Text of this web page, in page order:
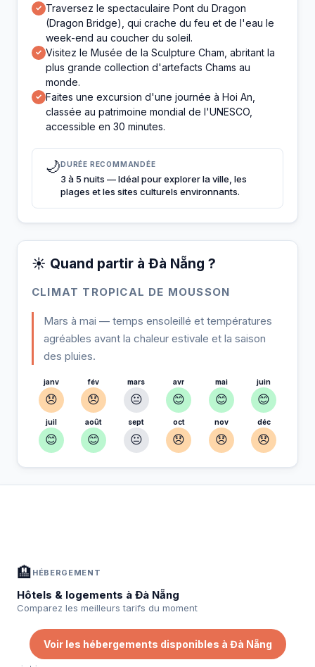
✓ Traversez le spectaculaire Pont du Dragon
(Dragon Bridge), qui crache du feu et de l'eau le
week-end au coucher du soleil.
✓ Visitez le Musée de la Sculpture Cham, abritant la
plus grande collection d'artefacts Chams au
monde.
✓ Faites une excursion d'une journée à Hoi An,
classée au patrimoine mondial de l'UNESCO,
accessible en 30 minutes.
🌙DURÉE RECOMMANDÉE
3 à 5 nuits — Idéal pour explorer la ville, les
plages et les sites culturels environnants.
☀️ Quand partir à Đà Nẵng ?
CLIMAT TROPICAL DE MOUSSON
Mars à mai — temps ensoleillé et températures
agréables avant la chaleur estivale et la saison
des pluies.
janv
😞
fév
😞
mars
😐
avr
😊
mai
😊
juin
😊
juil
😊
août
😊
sept
😐
oct
😞
nov
😞
déc
😞
🏨 HÉBERGEMENT
Hôtels & logements à Đà Nẵng
Comparez les meilleurs tarifs du moment
Voir les hébergements disponibles à Đà Nẵng